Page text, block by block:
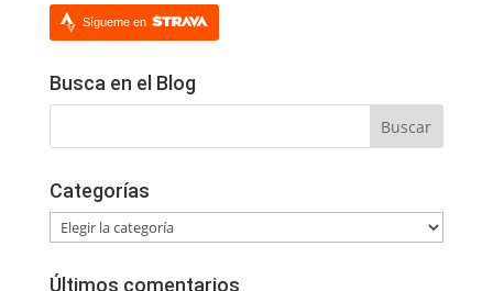
Sígueme en
Busca en el Blog
Categorías
Categorías
Últimos comentarios